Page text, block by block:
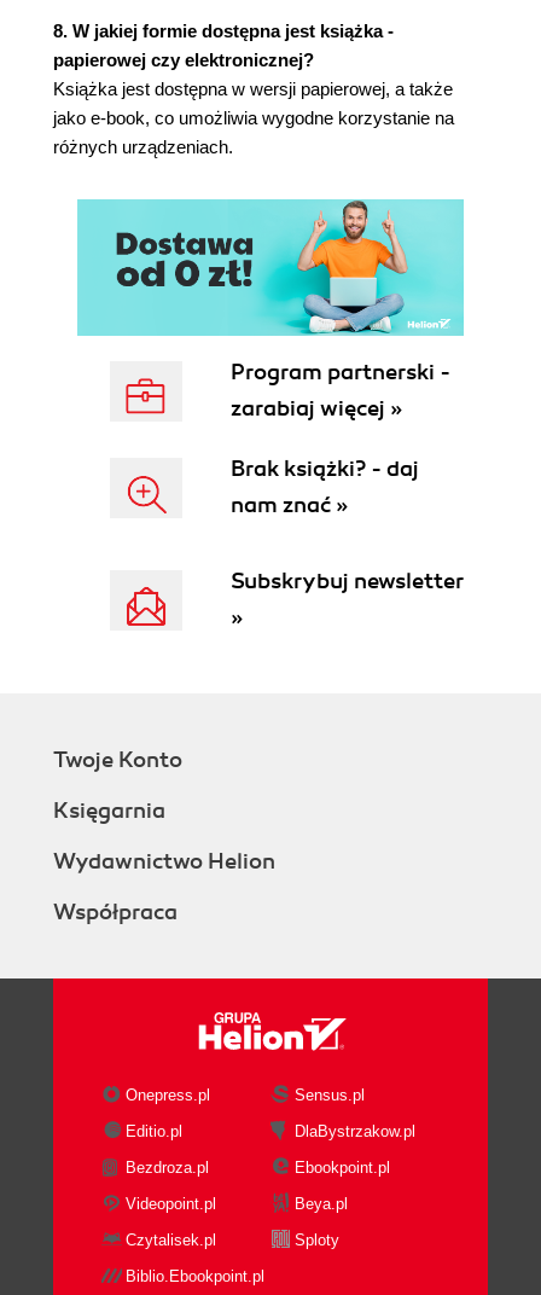
Rozdział 8. Badamy zależności między
wielkościami (185)
8.1. Funkcja jako szczególny rodzaj zależności
8.2. Proporcjonalność prosta (187)
8.4. Wykresy empiryczne (190)
8.5. Wprowadzamy układ współrzędnych (192)
8.6. Rysujemy wykresy funkcji (196)
8. W jakiej formie dostępna jest książka -
papierowej czy elektronicznej?
Książka jest dostępna w wersji papierowej, a także
jako e-book, co umożliwia wygodne korzystanie na
różnych urządzeniach.
Program partnerski -
zarabiaj więcej »
Brak książki? - daj
nam znać »
Subskrybuj newsletter
»
Twoje Konto
Księgarnia
Wydawnictwo Helion
Współpraca
Onepress.pl
Sensus.pl
Editio.pl
DlaBystrzakow.pl
Bezdroza.pl
Ebookpoint.pl
Videopoint.pl
Beya.pl
Czytalisek.pl
Sploty
Biblio.Ebookpoint.pl